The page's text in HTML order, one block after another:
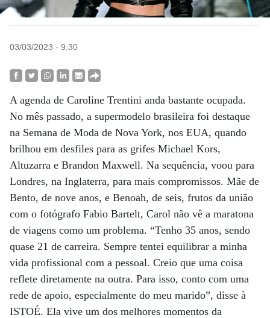
03/03/2023 - 9:30
A agenda de Caroline Trentini anda bastante ocupada.
No mês passado, a supermodelo brasileira foi destaque
na Semana de Moda de Nova York, nos EUA, quando
brilhou em desfiles para as grifes Michael Kors,
Altuzarra e Brandon Maxwell. Na sequência, voou para
Londres, na Inglaterra, para mais compromissos. Mãe de
Bento, de nove anos, e Benoah, de seis, frutos da união
com o fotógrafo Fabio Bartelt, Carol não vê a maratona
de viagens como um problema. “Tenho 35 anos, sendo
quase 21 de carreira. Sempre tentei equilibrar a minha
vida profissional com a pessoal. Creio que uma coisa
reflete diretamente na outra. Para isso, conto com uma
rede de apoio, especialmente do meu marido”, disse à
ISTOÉ. Ela vive um dos melhores momentos da